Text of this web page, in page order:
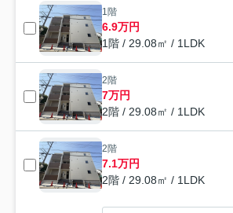
1階
6.9万円
1階 / 29.08㎡ / 1LDK
2階
7万円
2階 / 29.08㎡ / 1LDK
2階
7.1万円
2階 / 29.08㎡ / 1LDK